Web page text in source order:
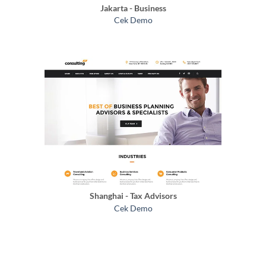
Jakarta - Business
Cek Demo
Shanghai - Tax Advisors
Cek Demo